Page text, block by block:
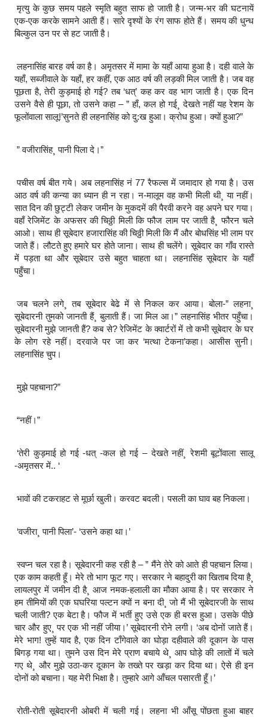
मृत्यु के कुछ समय पहले स्मृति बहुत साफ हो जाती है। जन्म-भर की घटनायें
एक-एक करके सामने आती हैं। सारे दृश्यों के रंग साफ होते हैं। समय की धुन्ध
बिल्कुल उन पर से हट जाती है।
लहनासिंह बारह वर्ष का है। अमृतसर में मामा के यहाँ आया हुआ है। दही वाले के
यहाँ, सब्जीवाले के यहाँ, हर कहीं, एक आठ वर्ष की लड़की मिल जाती है। जब वह
पूछता है, तेरी कुड़माई हो गई? तब ‘धत्‌’ कह कर वह भाग जाती है। एक दिन
उसने वैसे ही पूछा, तो उसने कहा – ” हाँ, कल हो गई¸ देखते नहीं यह रेशम के
फूलोंवाला सालू!’सुनते ही लहनासिंह को दु:ख हुआ। क्रोध हुआ। क्यों हुआ?”
” वजीरासिंह¸ पानी पिला दे।”
पचीस वर्ष बीत गये। अब लहनासिंह नं 77 रैफल्स में जमादार हो गया है। उस
आठ वर्ष की कन्या का ध्यान ही न रहा। न-मालूम वह कभी मिली थी¸ या नहीं।
सात दिन की छुट्टी लेकर जमीन के मुकदमें की पैरवी करने वह अपने घर गया।
वहाँ रेजिमेंट के अफसर की चिठ्ठी मिली कि फौज लाम पर जाती है¸ फौरन चले
आओ। साथ ही सूबेदार हजारासिंह की चिठ्ठी मिली कि मैं और बोधसिंह भी लाम पर
जाते हैं। लौटते हुए हमारे घर होते जाना। साथ ही चलेंगे। सूबेदार का गाँव रास्ते
में पड़ता था और सूबेदार उसे बहुत चाहता था। लहनासिंह सूबेदार के यहाँ
पहुँचा।
जब चलने लगे¸ तब सूबेदार बेढे में से निकल कर आया। बोला-” लहना¸
सूबेदारनी तुमको जानती हैं¸ बुलाती हैं। जा मिल आ।” लहनासिंह भीतर पहुँचा।
सूबेदारनी मुझे जानती हैं? कब से? रेजिमेंट के क्वार्टरों में तो कभी सूबेदार के घर
के लोग रहे नहीं। दरवाजे पर जा कर ‘मत्था टेकना’कहा। आसीस सुनी।
लहनासिंह चुप।
मुझे पहचाना?”
“नहीं।”
‘तेरी कुड़माई हो गई -धत्‌ -कल हो गई – देखते नहीं¸ रेशमी बूटोंवाला सालू
-अमृतसर में.. ‘
भावों की टकराहट से मूर्छा खुली। करवट बदली। पसली का घाव बह निकला।
‘वजीरा¸ पानी पिला’- ‘उसने कहा था।’
स्वप्न चल रहा है। सूबेदारनी कह रही है – ” मैंने तेरे को आते ही पहचान लिया।
एक काम कहती हूँ। मेरे तो भाग फूट गए। सरकार ने बहादुरी का खिताब दिया है¸
लायलपुर में जमीन दी है¸ आज नमक-हलाली का मौका आया है। पर सरकार ने
हम तीमियों की एक घघरिया पल्टन क्यों न बना दी¸ जो मैं भी सूबेदारजी के साथ
चली जाती? एक बेटा है। फौज में भर्ती हुए उसे एक ही बरस हुआ। उसके पीछे
चार और हुए¸ पर एक भी नहीं जीया।’ सूबेदारनी रोने लगी। ‘अब दोनों जाते हैं।
मेरे भाग! तुम्हें याद है, एक दिन टाँगेवाले का घोड़ा दहीवाले की दूकान के पास
बिगड़ गया था। तुमने उस दिन मेरे प्राण बचाये थे¸ आप घोड़े की लातों में चले
गए थे¸ और मुझे उठा-कर दूकान के तख्ते पर खड़ा कर दिया था। ऐसे ही इन
दोनों को बचाना। यह मेरी भिक्षा है। तुम्हारे आगे आँचल पसारती हूँ।’
रोती-रोती सूबेदारनी ओबरी में चली गई। लहना भी आँसू पोंछता हुआ बाहर